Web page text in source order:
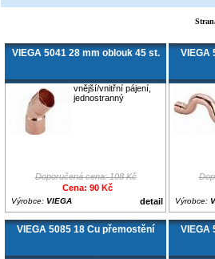
VIEGA 5041 28 mm oblouk 45 st.
vnější/vnitřní pájení,
jednostranný
Doporučená cena: 108 Kč
Cena: 90 Kč
detail
Výrobce: VIEGA
VIEGA
Výrobce:
VIEGA 5085 18 Cu přemostění VIEGA